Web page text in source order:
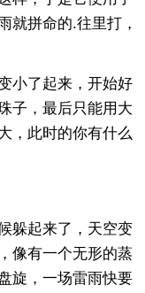
就拼命的.往里打，
了起来，开始好
子，最后只能用大
，此时的你有什么
起来了，天空变
像有一个无形的蒸
旋，一场雷雨快要